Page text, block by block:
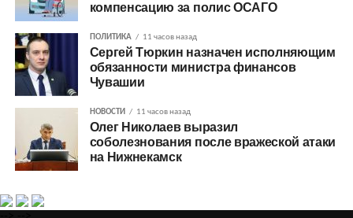
компенсацию за полис ОСАГО
ПОЛИТИКА 11 часов назад
Сергей Тюркин назначен исполняющим
обязанности министра финансов
Чувашии
НОВОСТИ 11 часов назад
Олег Николаев выразил
соболезнования после вражеской атаки
на Нижнекамск